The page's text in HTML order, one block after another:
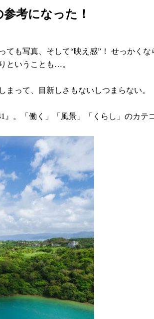
考になった！
も写真、そして“映え感”！ せっかく
ということも…。
って、目新しさもないしつまらない。
。「働く」「風景」「くらし」のカ